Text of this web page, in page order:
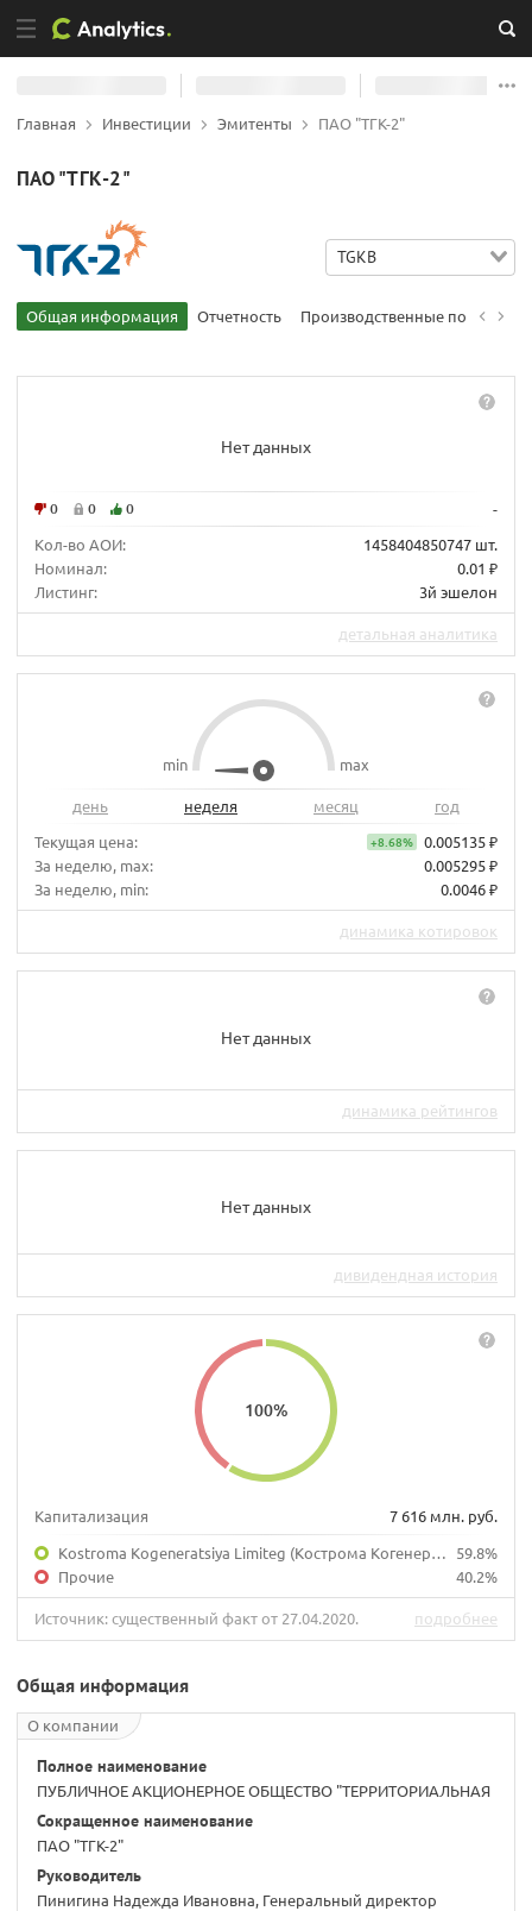
Главная Инвестиции Эмитенты ПАО "ТГК-2"
ПАО "ТГК-2"
TGKB
Общая информация Отчетность Производственные показатели
Нет данных
0 0 0
-
Кол-во АОИ:
1458404850747 шт.
Номинал:
0.01 ₽
Листинг:
3й эшелон
детальная аналитика
min max
день неделя месяц
год
Текущая цена:
+8.68% 0.005135 ₽
За неделю, max:
0.005295 ₽
За неделю, min:
0.0046 ₽
динамика котировок
Нет данных
динамика рейтингов
Нет данных
дивидендная история
100%
Капитализация
7 616 млн. руб.
Kostroma Kogeneratsiya Limiteg (Кострома Когенерация Лимитед) 59.8%
Прочие
40.2%
Источник: существенный факт от 27.04.2020. подробнее
Общая информация
О компании
Полное наименование
ПУБЛИЧНОЕ АКЦИОНЕРНОЕ ОБЩЕСТВО "ТЕРРИТОРИАЛЬНАЯ
Сокращенное наименование
ПАО "ТГК-2"
Руководитель
Пинигина Надежда Ивановна, Генеральный директор